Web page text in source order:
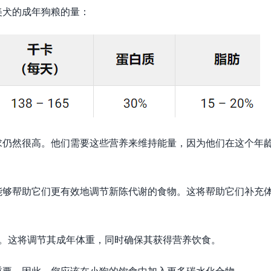
的成年狗粮的量：
然很高。他们需要这些营养来维持能量，因为他们在这个年
帮助它们更有效地调节新陈代谢的食物。这将帮助它们补充
将调节其成年体重，同时确保其获得营养饮食。